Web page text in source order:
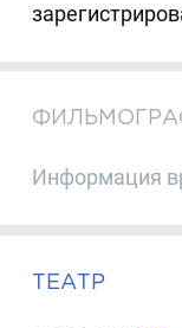
Информация
ТЕАТР